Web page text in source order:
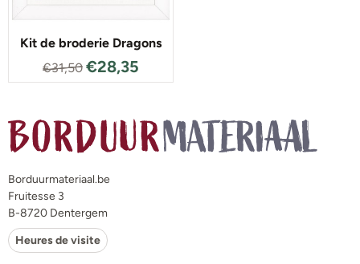
Kit de broderie Dragons
€31,50 €28,35
Borduurmateriaal.be
Fruitesse 3
B-8720 Dentergem
Heures de visite